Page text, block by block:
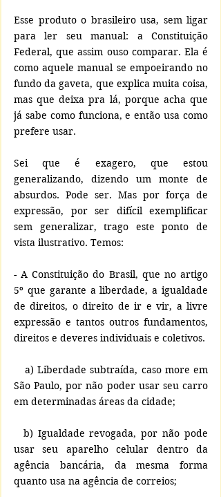
Esse produto o brasileiro usa, sem ligar
para ler seu manual: a Constituição
Federal, que assim ouso comparar. Ela é
como aquele manual se empoeirando no
fundo da gaveta, que explica muita coisa,
mas que deixa pra lá, porque acha que
já sabe como funciona, e então usa como
prefere usar.
Sei que é exagero, que estou
generalizando, dizendo um monte de
absurdos. Pode ser. Mas por força de
expressão, por ser difícil exemplificar
sem generalizar, trago este ponto de
vista ilustrativo. Temos:
- A Constituição do Brasil, que no artigo
5º que garante a liberdade, a igualdade
de direitos, o direito de ir e vir, a livre
expressão e tantos outros fundamentos,
direitos e deveres individuais e coletivos.
a) Liberdade subtraída, caso more em
São Paulo, por não poder usar seu carro
em determinadas áreas da cidade;
b) Igualdade revogada, por não pode
usar seu aparelho celular dentro da
agência bancária, da mesma forma
quanto usa na agência de correios;